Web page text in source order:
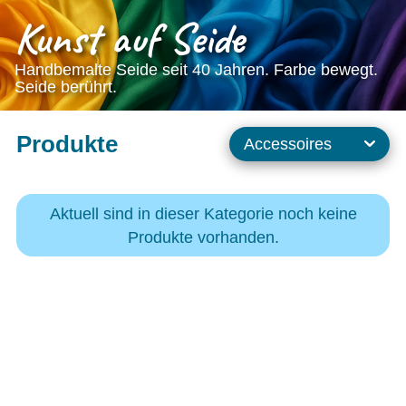
Kunst auf Seide
Handbemalte Seide seit 40 Jahren. Farbe bewegt.
Seide berührt.
Produkte
Aktuell sind in dieser Kategorie noch keine
Produkte vorhanden.